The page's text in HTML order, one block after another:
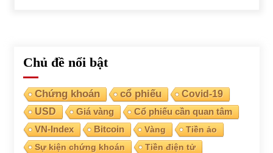
Chủ đề nổi bật
Chứng khoán cổ phiếu
Covid-19
USD
Giá vàng Cổ phiếu cần quan tâm
VN-Index Bitcoin Vàng
Tiền ảo
Sự kiện chứng khoán
Tiền điện tử